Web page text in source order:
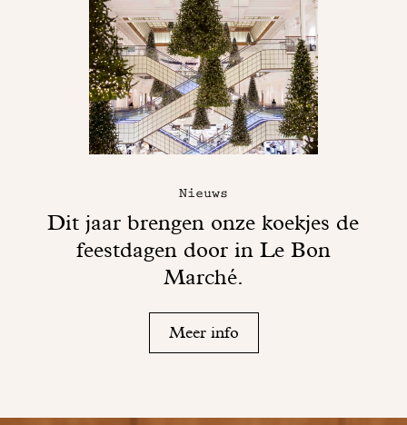
Nieuws
Dit jaar brengen onze koekjes de
feestdagen door in Le Bon
Marché.
Meer info